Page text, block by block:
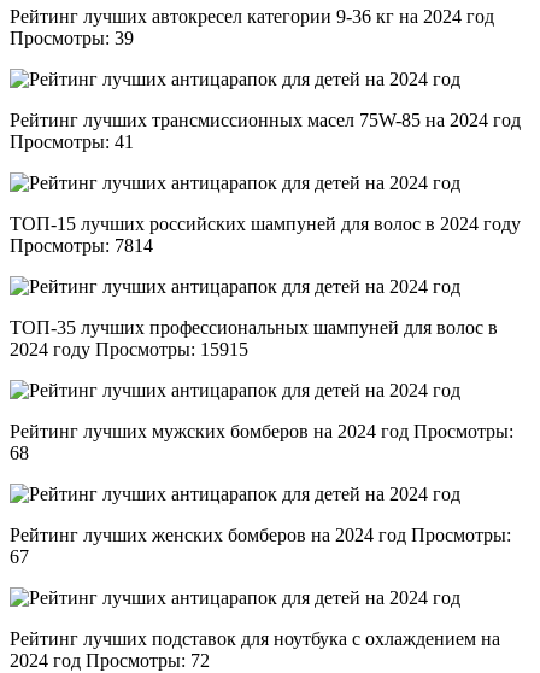
Рейтинг лучших автокресел категории 9-36 кг на 2024 год
Просмотры: 39
Рейтинг лучших трансмиссионных масел 75W-85 на 2024 год
Просмотры: 41
ТОП-15 лучших российских шампуней для волос в 2024 году
Просмотры: 7814
ТОП-35 лучших профессиональных шампуней для волос в
2024 году Просмотры: 15915
Рейтинг лучших мужских бомберов на 2024 год Просмотры:
68
Рейтинг лучших женских бомберов на 2024 год Просмотры:
67
Рейтинг лучших подставок для ноутбука с охлаждением на
2024 год Просмотры: 72